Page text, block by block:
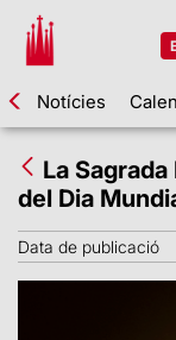
Notícies
La Sagrada
del Dia
Data de publicació